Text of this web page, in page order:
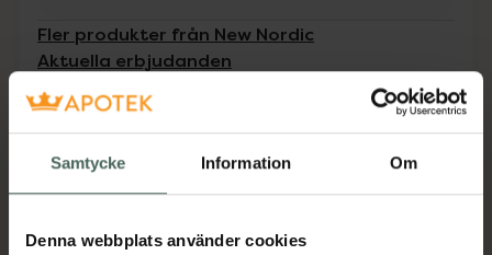
Samtycke Information Om
Denna webbplats använder cookies
Fler produkter från New Nordic
Aktuella erbjudanden
Natural Magic Firming Serum är ett
annat granatäpple och hyaluronsyra. Serumet